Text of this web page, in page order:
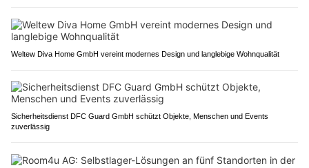
Weltew Diva Home GmbH vereint modernes Design und langlebige Wohnqualität
Sicherheitsdienst DFC Guard GmbH schützt Objekte, Menschen und Events
zuverlässig